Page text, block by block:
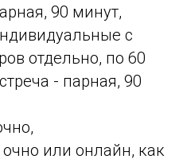
90 минут,
с
отдельно, по 60
- парная, 90
или онлайн, как